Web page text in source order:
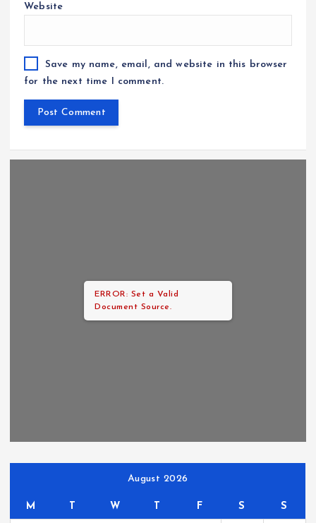
Website
Save my name, email, and website in this browser
for the next time I comment.
ERROR: Set a Valid
Document Source.
August 2026
M T W T F S S